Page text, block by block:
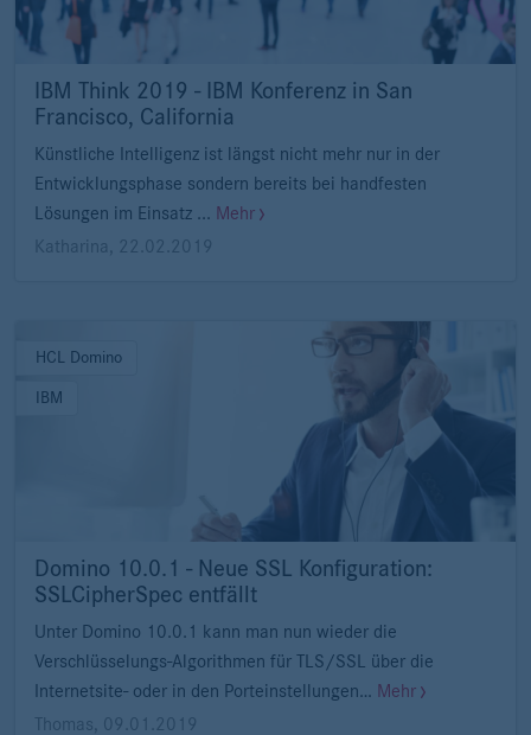
IBM Think 2019 - IBM Konferenz in San
Francisco, California
Künstliche Intelligenz ist längst nicht mehr nur in der
Entwicklungsphase sondern bereits bei handfesten
Lösungen im Einsatz ... Mehr
Katharina
22.02.2019
HCL Domino
IBM
Domino 10.0.1 - Neue SSL Konfiguration:
SSLCipherSpec entfällt
Unter Domino 10.0.1 kann man nun wieder die
Verschlüsselungs-Algorithmen für TLS/SSL über die
Internetsite- oder in den Porteinstellungen… Mehr
Thomas
09.01.2019